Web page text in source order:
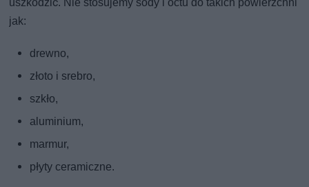
jak:
drewno,
złoto i srebro,
szkło,
aluminium,
marmur,
płyty ceramiczne.